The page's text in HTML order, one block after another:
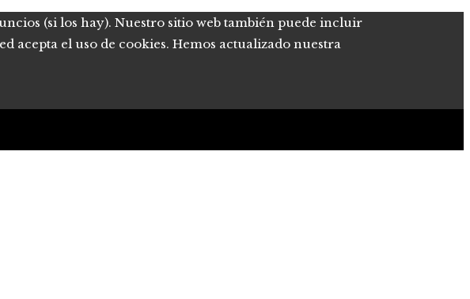
(si los hay). Nuestro sitio web también puede incluir
acepta el uso de cookies. Hemos actualizado nuestra